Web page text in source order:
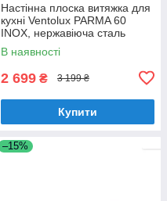
Настінна плоска витяжка для
кухні Ventolux PARMA 60
INOX, нержавіюча сталь
шириною 60 см
В наявності
2 699 ₴ 3 199 ₴
Купити
–15%